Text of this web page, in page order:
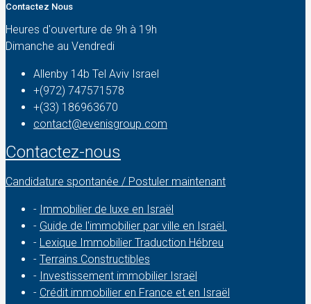
Contactez Nous
Heures d'ouverture de 9h à 19h
Dimanche au Vendredi
Allenby 14b Tel Aviv Israel
+(972) 747571578
+(33) 186963670
contact@evenisgroup.com
Contactez-nous
Candidature spontanée / Postuler maintenant
- Immobilier de luxe en Israël
- Guide de l'immobilier par ville en Israël.
- Lexique Immobilier Traduction Hébreu
- Terrains Constructibles
- Investissement immobilier Israël
- Crédit immobilier en France et en Israël